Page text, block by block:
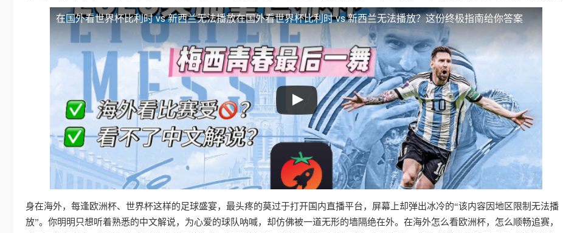
在国外看世界杯比利时 vs 新西兰无法播放在国外看世界杯比利时 vs 新西兰无法播放？这份终极指南给你答案
身在海外，每逢欧洲杯、世界杯这样的足球盛宴，最头疼的莫过于打开国内直播平台，屏幕上却弹出冰冷的“该内容因地区限制无法播
放”。你明明只想听着熟悉的中文解说，为心爱的球队呐喊，却仿佛被一道无形的墙隔绝在外。在海外怎么看欧洲杯，怎么顺畅追赛，